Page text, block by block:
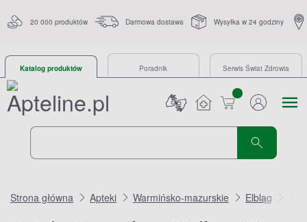
20 000 produktów Darmowa dostawa Wysyłka w 24 godziny
Katalog produktów Poradnik Serwis Świat Zdrowia
sztuk
Strona główna Apteki Warmińsko-mazurskie Elbląg